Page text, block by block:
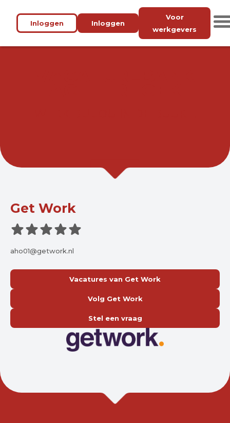
Inloggen Inloggen
Voor
werkgevers
Get Work
aho01@getwork.nl
Vacatures van Get Work
Volg Get Work
Stel een vraag